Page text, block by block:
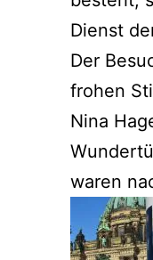
Dienst
Der
frohen
Nina
waren